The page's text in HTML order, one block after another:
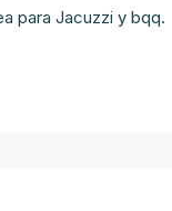
para Jacuzzi y bqq.